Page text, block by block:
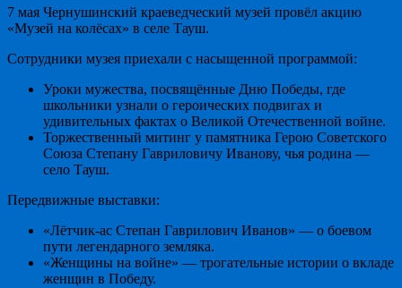
7 мая Чернушинский краеведческий музей провёл акцию
«Музей на колёсах» в селе Тауш.
Сотрудники музея приехали с насыщенной программой:
Уроки мужества, посвящённые Дню Победы, где
школьники узнали о героических подвигах и
удивительных фактах о Великой Отечественной войне.
Торжественный митинг у памятника Герою Советского
Союза Степану Гавриловичу Иванову, чья родина —
село Тауш.
Передвижные выставки:
«Лётчик-ас Степан Гаврилович Иванов» — о боевом
пути легендарного земляка.
«Женщины на войне» — трогательные истории о вкладе
женщин в Победу.